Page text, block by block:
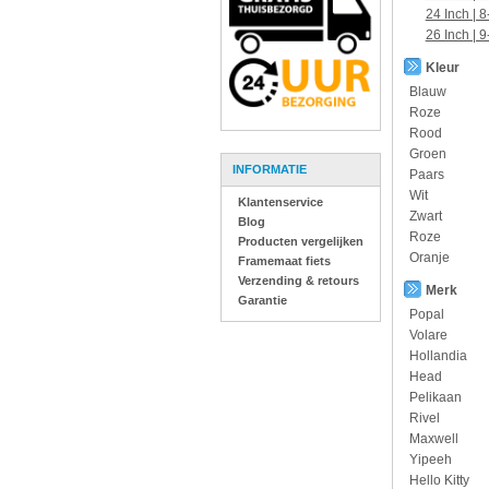
INFORMATIE
Klantenservice
Blog
Producten vergelijken
Framemaat fiets
Verzending & retours
Garantie
24 Inch |
26 Inch |
Kleur
Blauw
Roze
Rood
Groen
Paars
Wit
Zwart
Roze
Oranje
Merk
Popal
Volare
Hollandia
Head
Pelikaan
Rivel
Maxwell
Yipeeh
Hello Kitty